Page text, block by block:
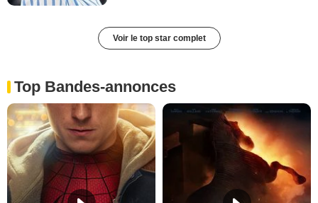
Voir le top star complet
Top Bandes-annonces